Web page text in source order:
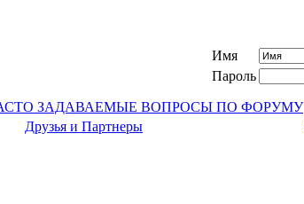
Имя
Пароль
ЗАДАВАЕМЫЕ ВОПРОСЫ ПО ФОРУМУ
Друзья и Партнеры